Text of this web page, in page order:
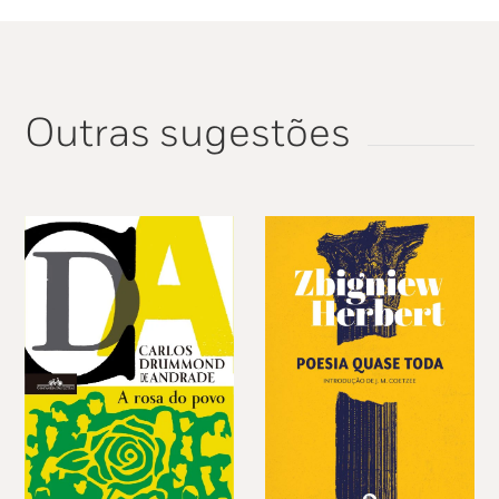
Outras sugestões